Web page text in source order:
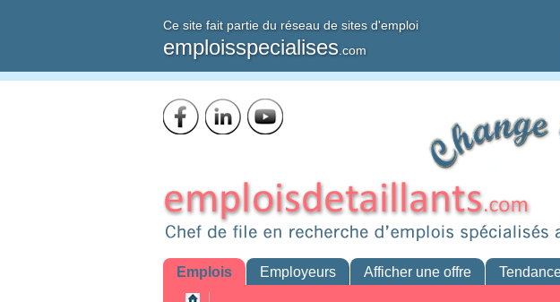
Ce site fait partie du réseau de sites d'emploi
emploisspecialises .com
Emplois Employeurs Afficher une offre